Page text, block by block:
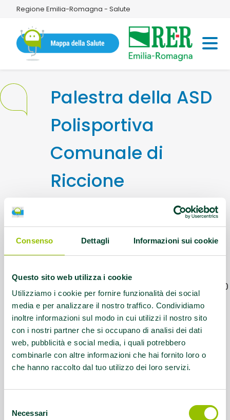
Consenso Dettagli Informazioni sui cookie
Questo sito web utilizza i cookie
Utilizziamo i cookie per fornire funzionalità dei social
media e per analizzare il nostro traffico. Condividiamo
inoltre informazioni sul modo in cui utilizzi il nostro sito
con i nostri partner che si occupano di analisi dei dati
web, pubblicità e social media, i quali potrebbero
combinarle con altre informazioni che hai fornito loro o
che hanno raccolto dal tuo utilizzo dei loro servizi.
delNecessari
Regione Emilia-Romagna - Salute
Palestra della ASD
Polisportiva
Comunale di
Riccione
Via Monterosa, 60 47838
Riccione (RN)
Referente:info@polcomriccione.com
Tel. 0541 643559 - 0541 644410
Questo contenuto si trova inPalestre che
promuovono la salute